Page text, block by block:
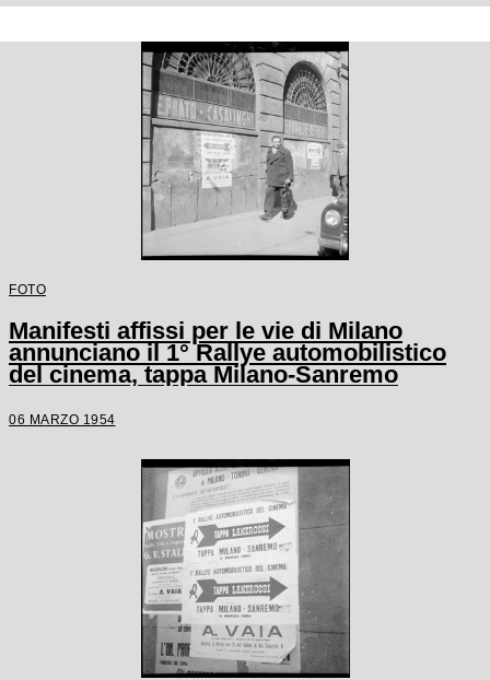
FOTO
Manifesti affissi per le vie di Milano
annunciano il 1° Rallye automobilistico
del cinema, tappa Milano-Sanremo
06 MARZO 1954